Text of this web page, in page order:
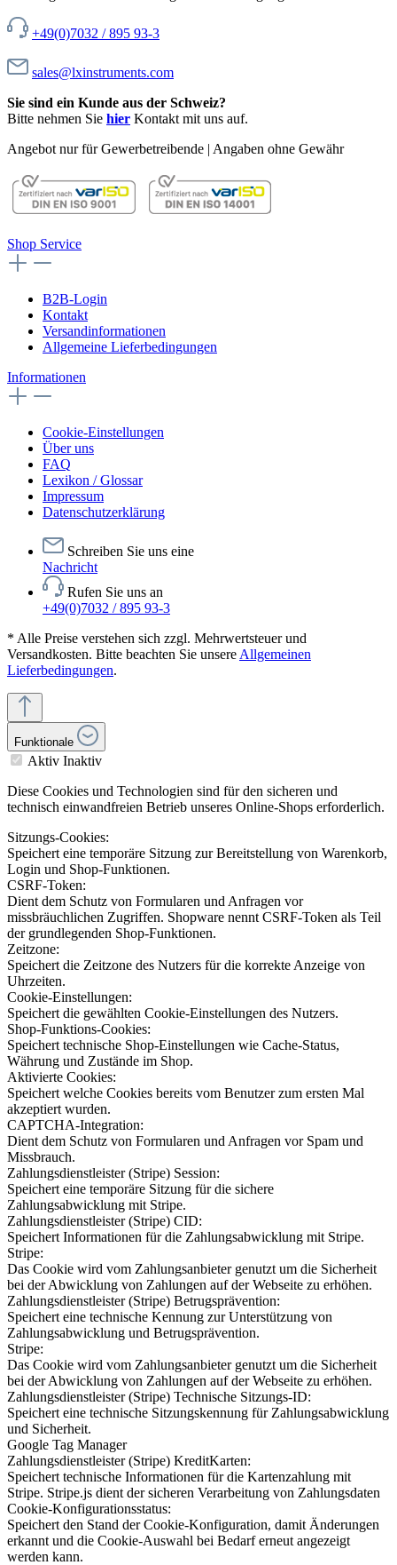
+49(0)7032 / 895 93-3
sales@lxinstruments.com
Sie sind ein Kunde aus der Schweiz?
Bitte nehmen Sie hier Kontakt mit uns auf.
Angebot nur für Gewerbetreibende | Angaben ohne Gewähr
Shop Service
B2B-Login
Kontakt
Versandinformationen
Allgemeine Lieferbedingungen
Informationen
Cookie-Einstellungen
Über uns
FAQ
Lexikon / Glossar
Impressum
Datenschutzerklärung
Schreiben Sie uns eine
Nachricht
Rufen Sie uns an
+49(0)7032 / 895 93-3
* Alle Preise verstehen sich zzgl. Mehrwertsteuer und
Versandkosten. Bitte beachten Sie unsere Allgemeinen
Lieferbedingungen.
Funktionale
Aktiv Inaktiv
Diese Cookies und Technologien sind für den sicheren und
technisch einwandfreien Betrieb unseres Online-Shops erforderlich.
Sitzungs-Cookies:
Speichert eine temporäre Sitzung zur Bereitstellung von Warenkorb,
Login und Shop-Funktionen.
CSRF-Token:
Dient dem Schutz von Formularen und Anfragen vor
missbräuchlichen Zugriffen. Shopware nennt CSRF-Token als Teil
der grundlegenden Shop-Funktionen.
Zeitzone:
Speichert die Zeitzone des Nutzers für die korrekte Anzeige von
Uhrzeiten.
Cookie-Einstellungen:
Speichert die gewählten Cookie-Einstellungen des Nutzers.
Shop-Funktions-Cookies:
Speichert technische Shop-Einstellungen wie Cache-Status,
Währung und Zustände im Shop.
Aktivierte Cookies:
Speichert welche Cookies bereits vom Benutzer zum ersten Mal
akzeptiert wurden.
CAPTCHA-Integration:
Dient dem Schutz von Formularen und Anfragen vor Spam und
Missbrauch.
Zahlungsdienstleister (Stripe) Session:
Speichert eine temporäre Sitzung für die sichere
Zahlungsabwicklung mit Stripe.
Zahlungsdienstleister (Stripe) CID:
Speichert Informationen für die Zahlungsabwicklung mit Stripe.
Stripe:
Das Cookie wird vom Zahlungsanbieter genutzt um die Sicherheit
bei der Abwicklung von Zahlungen auf der Webseite zu erhöhen.
Zahlungsdienstleister (Stripe) Betrugsprävention:
Speichert eine technische Kennung zur Unterstützung von
Zahlungsabwicklung und Betrugsprävention.
Stripe:
Das Cookie wird vom Zahlungsanbieter genutzt um die Sicherheit
bei der Abwicklung von Zahlungen auf der Webseite zu erhöhen.
Zahlungsdienstleister (Stripe) Technische Sitzungs-ID:
Speichert eine technische Sitzungskennung für Zahlungsabwicklung
und Sicherheit.
Google Tag Manager
Zahlungsdienstleister (Stripe) KreditKarten:
Speichert technische Informationen für die Kartenzahlung mit
Stripe. Stripe.js dient der sicheren Verarbeitung von Zahlungsdaten
Cookie-Konfigurationsstatus:
Speichert den Stand der Cookie-Konfiguration, damit Änderungen
erkannt und die Cookie-Auswahl bei Bedarf erneut angezeigt
werden kann.